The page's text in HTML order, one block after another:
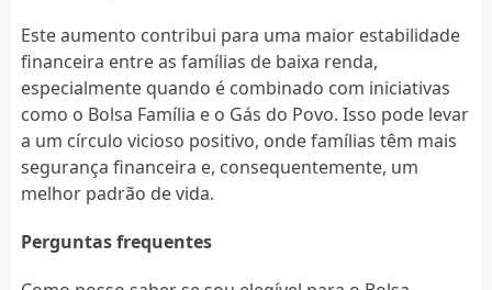
Este aumento contribui para uma maior estabilidade
financeira entre as famílias de baixa renda,
especialmente quando é combinado com iniciativas
como o Bolsa Família e o Gás do Povo. Isso pode levar
a um círculo vicioso positivo, onde famílias têm mais
segurança financeira e, consequentemente, um
melhor padrão de vida.
Perguntas frequentes